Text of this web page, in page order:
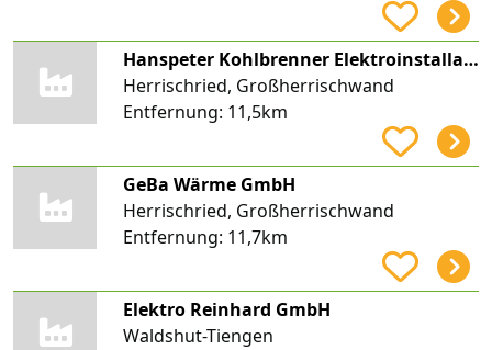
Hanspeter Kohlbrenner Elektroinstallationen
Herrischried, Großherrischwand
Entfernung: 11,5km
GeBa Wärme GmbH
Herrischried, Großherrischwand
Entfernung: 11,7km
Elektro Reinhard GmbH
Waldshut-Tiengen